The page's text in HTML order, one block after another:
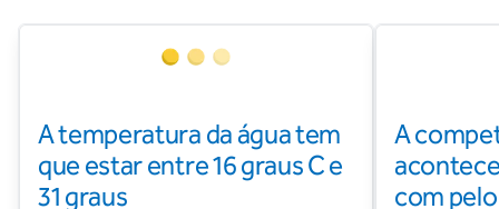
A temperatura da água tem
que estar entre 16 graus C e
31 graus
A
com